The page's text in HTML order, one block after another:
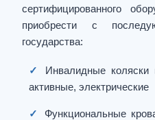
сертифицированного
приобрести с
государства:
✓
Инвалидные коляски
активные, электрические
✓
Функциональные